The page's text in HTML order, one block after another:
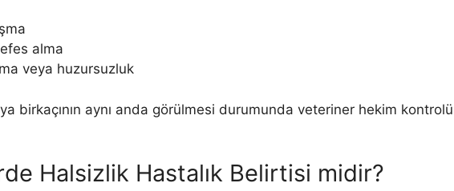
alma
veya huzursuzluk
birkaçının aynı anda görülmesi durumunda veteriner hekim kontrolü
Halsizlik Hastalık Belirtisi midir?